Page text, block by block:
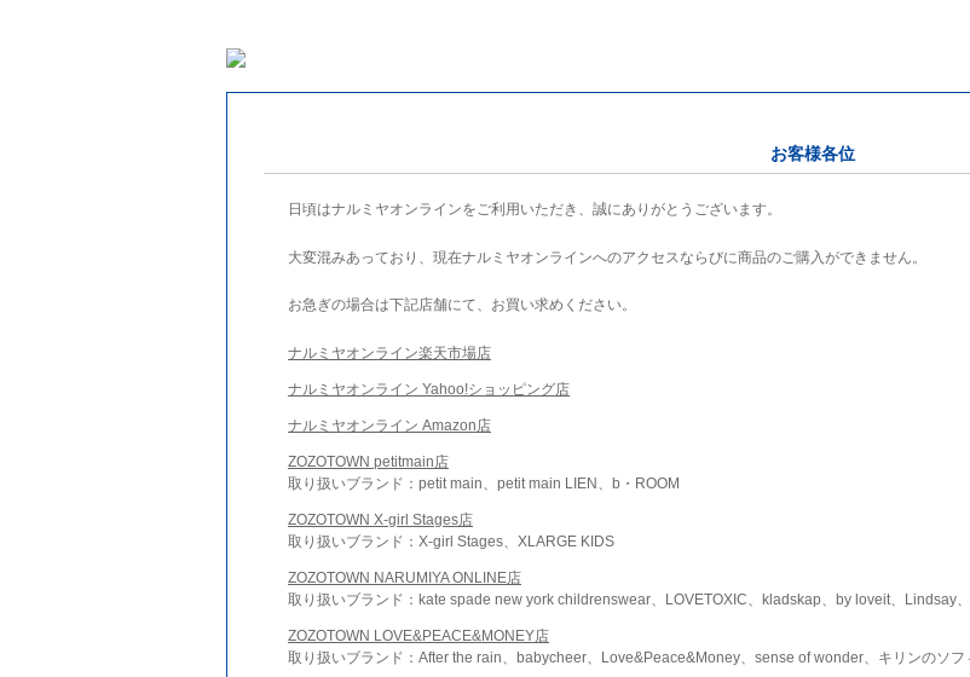
お客様各位
日頃はナルミヤオンラインをご利用いただき、誠にありがとうございます。
大変混みあっており、現在ナルミヤオンラインへのアクセスならびに商品のご購入ができません。
お急ぎの場合は下記店舗にて、お買い求めください。
ナルミヤオンライン楽天市場店
ナルミヤオンライン Yahoo!ショッピング店
ナルミヤオンライン Amazon店
ZOZOTOWN petitmain店
取り扱いブランド：petit main、petit main LIEN、b・ROOM
ZOZOTOWN X-girl Stages店
取り扱いブランド：X-girl Stages、XLARGE KIDS
ZOZOTOWN NARUMIYA ONLINE店
取り扱いブランド：kate spade new york childrenswear、LOVETOXIC、kladskap、by loveit、Lindsay
ZOZOTOWN LOVE&PEACE&MONEY店
取り扱いブランド：After the rain、babycheer、Love&Peace&Money、sense of wonder、キリンのソフ